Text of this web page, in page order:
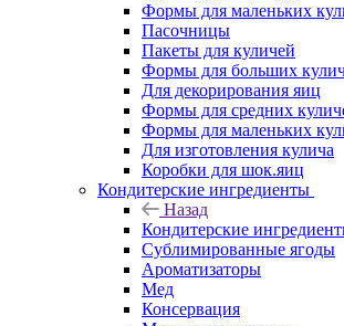
Формы для маленьких
Пасочницы
Пакеты для куличей
Формы для больших
Для декорирования яиц
Формы для средних
Формы для маленьких
Для изготовления кулича
Коробки для шок.яиц
Кондитерские ингредиенты
Назад
Кондитерские
Сублимированные ягоды
Ароматизаторы
Мед
Консервация